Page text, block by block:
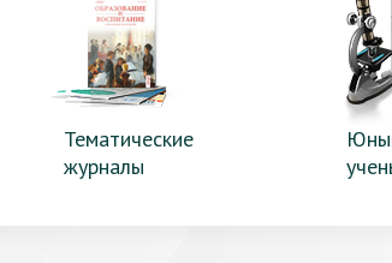
Тематические
журналы